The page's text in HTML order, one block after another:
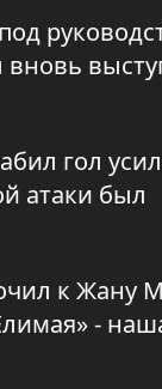
вновь
гол
атаки был
к Жану
-